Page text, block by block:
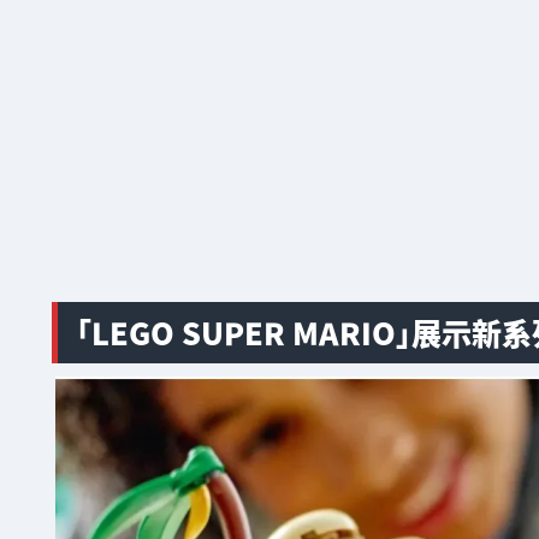
「LEGO SUPER MARIO」展示新